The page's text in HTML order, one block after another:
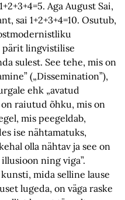
Aga August Sai,
sai 1+2+3+4=10. Osutub,
pärit lingvistilise
sulest. See tehe, mis on
(„Dissemination”),
ehk „avatud
raiutud õhku, mis on
mis peegeldab,
ise nähtamatuks,
olla nähtav ja see on
ning viga”.
mida selline lause
lugeda, on väga raske